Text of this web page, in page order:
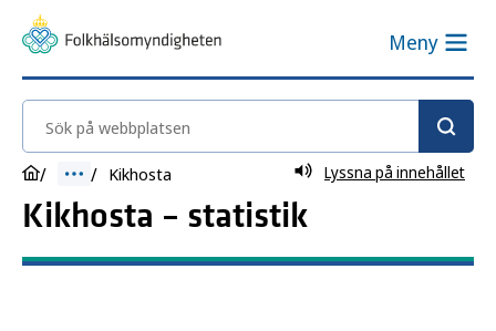
Meny
Sök på webbplatsen
Kikhosta Lyssna på innehållet
Kikhosta – statistik